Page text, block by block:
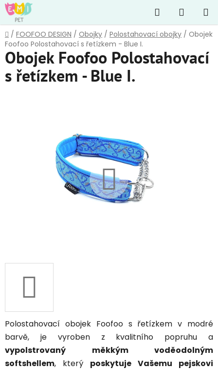
Přejít
na
obsah
Hledat
KOŠÍK
Domů
/ FOOFOO DESIGN / Obojky / Polostahovací obojky / Obojek
Foofoo Polostahovací s řetízkem - Blue I.
Polostahovací obojek Foofoo s řetízkem v modré
barvě, je vyroben z kvalitního popruhu a
vypolstrovaný měkkým voděodolným
softshellem, který poskytuje Vašemu pejskovi
Obojek Foofoo Polostahovací
s řetízkem - Blue I.